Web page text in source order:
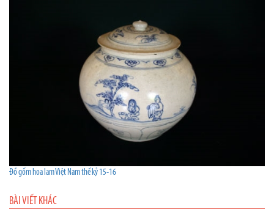
Đồ gốm hoa lam Việt Nam thế kỷ 15-16
BÀI VIẾT KHÁC